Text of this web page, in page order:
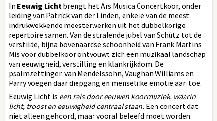
In Eeuwig Licht brengt het Ars Musica Concertkoor, onder
leiding van Patrick van der Linden, enkele van de meest
indrukwekkende meesterwerken uit het dubbelkorige
repertoire samen. Van de stralende jubel van Schütz tot de
verstilde, bijna bovenaardse schoonheid van Frank Martins
Mis voor dubbelkoor ontvouwt zich een muzikaal landschap
van eeuwigheid, verstilling en klankrijkdom. De
psalmzettingen van Mendelssohn, Vaughan Williams en
Parry voegen daar diepgang en menselijke emotie aan toe.
Eeuwig Licht is een reis door eeuwen koormuziek, waarin
licht, troost en eeuwigheid centraal staan. Een concert dat
niet alleen gehoord, maar vooral beleefd moet worden.